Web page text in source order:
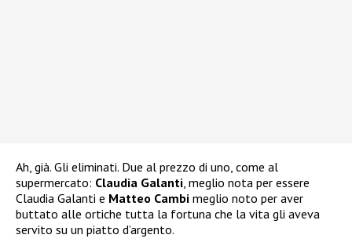
Ah, già. Gli eliminati. Due al prezzo di uno, come al
supermercato: Claudia Galanti , meglio nota per essere
Claudia Galanti e Matteo Cambi meglio noto per aver
buttato alle ortiche tutta la fortuna che la vita gli aveva
servito su un piatto d’argento.